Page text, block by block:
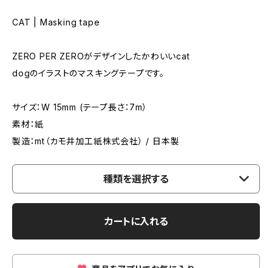
CAT | Masking tape
ZERO PER ZEROがデザインしたかわいいcat
dogのイラストのマスキングテープです。
サイズ：W 15mm (テープ長さ：7m）
素材：紙
製造：mt（カモ井加工紙株式会社） / 日本製
種類を選択する
カートに入れる